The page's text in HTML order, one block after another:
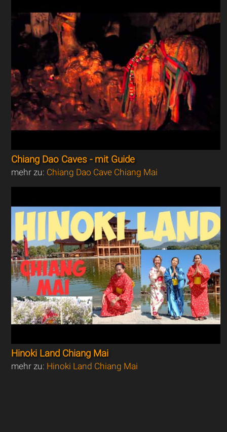
Chiang Dao Caves - mit Guide
mehr zu: Chiang Dao Cave Chiang Mai
Hinoki Land Chiang Mai
mehr zu: Hinoki Land Chiang Mai